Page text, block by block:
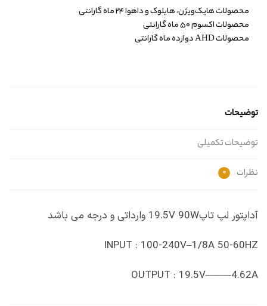
محصولات هایک‌ویژن، هایلوک و داهوا ۲۴ ماه گارانتی
محصولات اکسوم ۵۰ ماه گارانتی
محصولات AHD دوازده ماه گارانتی
توضیحات
توضیحات تکمیلی
نظرات 0
آداپتور لپ تاپ19.5V 90W وارداتی و درجه می باشد
INPUT : 100-240V–1/8A 50-60HZ
OUTPUT : 19.5V——–4.62A